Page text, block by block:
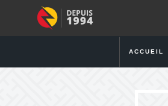
ACCUEIL